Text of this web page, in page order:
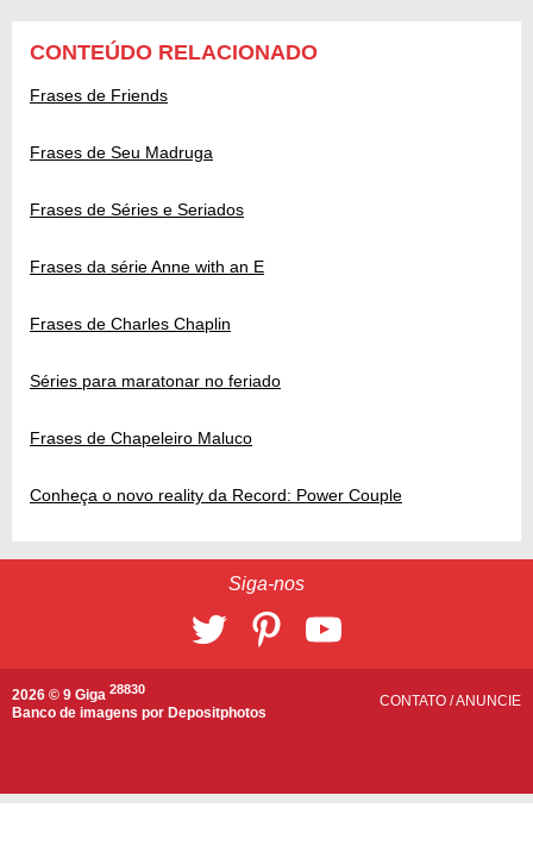
CONTEÚDO RELACIONADO
Frases de Friends
Frases de Seu Madruga
Frases de Séries e Seriados
Frases da série Anne with an E
Frases de Charles Chaplin
Séries para maratonar no feriado
Frases de Chapeleiro Maluco
Conheça o novo reality da Record: Power Couple
Siga-nos
2026 © 9 Giga 28830
Banco de imagens por Depositphotos
CONTATO /ANUNCIE